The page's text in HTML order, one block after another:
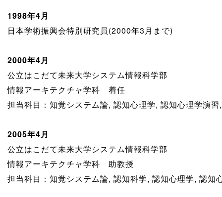
1998年4月
日本学術振興会特別研究員(2000年3月まで)
2000年4月
公立はこだて未来大学システム情報科学部
情報アーキテクチャ学科 着任
担当科目：知覚システム論, 認知心理学, 認知心理学
2005年4月
公立はこだて未来大学システム情報科学部
情報アーキテクチャ学科 助教授
担当科目：知覚システム論, 認知科学, 認知心理学, 認